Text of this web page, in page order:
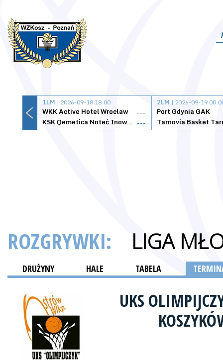
1LM | 2026-09-18 18:00
WKK Active Hotel Wrocław
---
KSK Qemetica Noteć Inowrocław ---
2LM | 2026-09-19
Port Gdynia GAK
ROZGRYWKI: LIGA
DRUŻYNY HALE TABELA
UKS